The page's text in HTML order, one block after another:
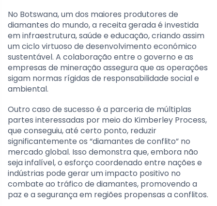
No Botswana, um dos maiores produtores de
diamantes do mundo, a receita gerada é investida
em infraestrutura, saúde e educação, criando assim
um ciclo virtuoso de desenvolvimento económico
sustentável. A colaboração entre o governo e as
empresas de mineração assegura que as operações
sigam normas rígidas de responsabilidade social e
ambiental.
Outro caso de sucesso é a parceria de múltiplas
partes interessadas por meio do Kimberley Process,
que conseguiu, até certo ponto, reduzir
significantemente os “diamantes de conflito” no
mercado global. Isso demonstra que, embora não
seja infalível, o esforço coordenado entre nações e
indústrias pode gerar um impacto positivo no
combate ao tráfico de diamantes, promovendo a
paz e a segurança em regiões propensas a conflitos.